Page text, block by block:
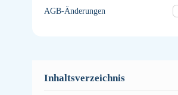
AGB-Änderungen
Inhaltsverzeichnis